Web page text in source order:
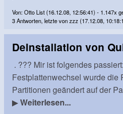
Von: Otto List (16.12.08, 12:56:41) - 1.147x
3 Antworten, letzte von zzz (17.12.08,
Deinstallation von
. ??? Mir ist folgendes
Festplattenwechsel wurde die
Partitionen geändert auf der
▶Weiterlesen...